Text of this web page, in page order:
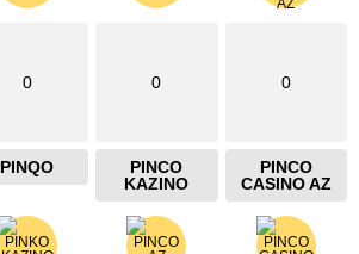
0
PINQO
0
PINCO
KAZINO
0
PINCO
CASINO AZ